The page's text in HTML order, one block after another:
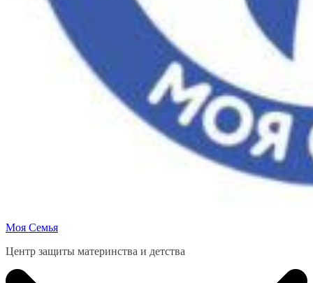
Моя Семья
Центр защиты материнства и детства